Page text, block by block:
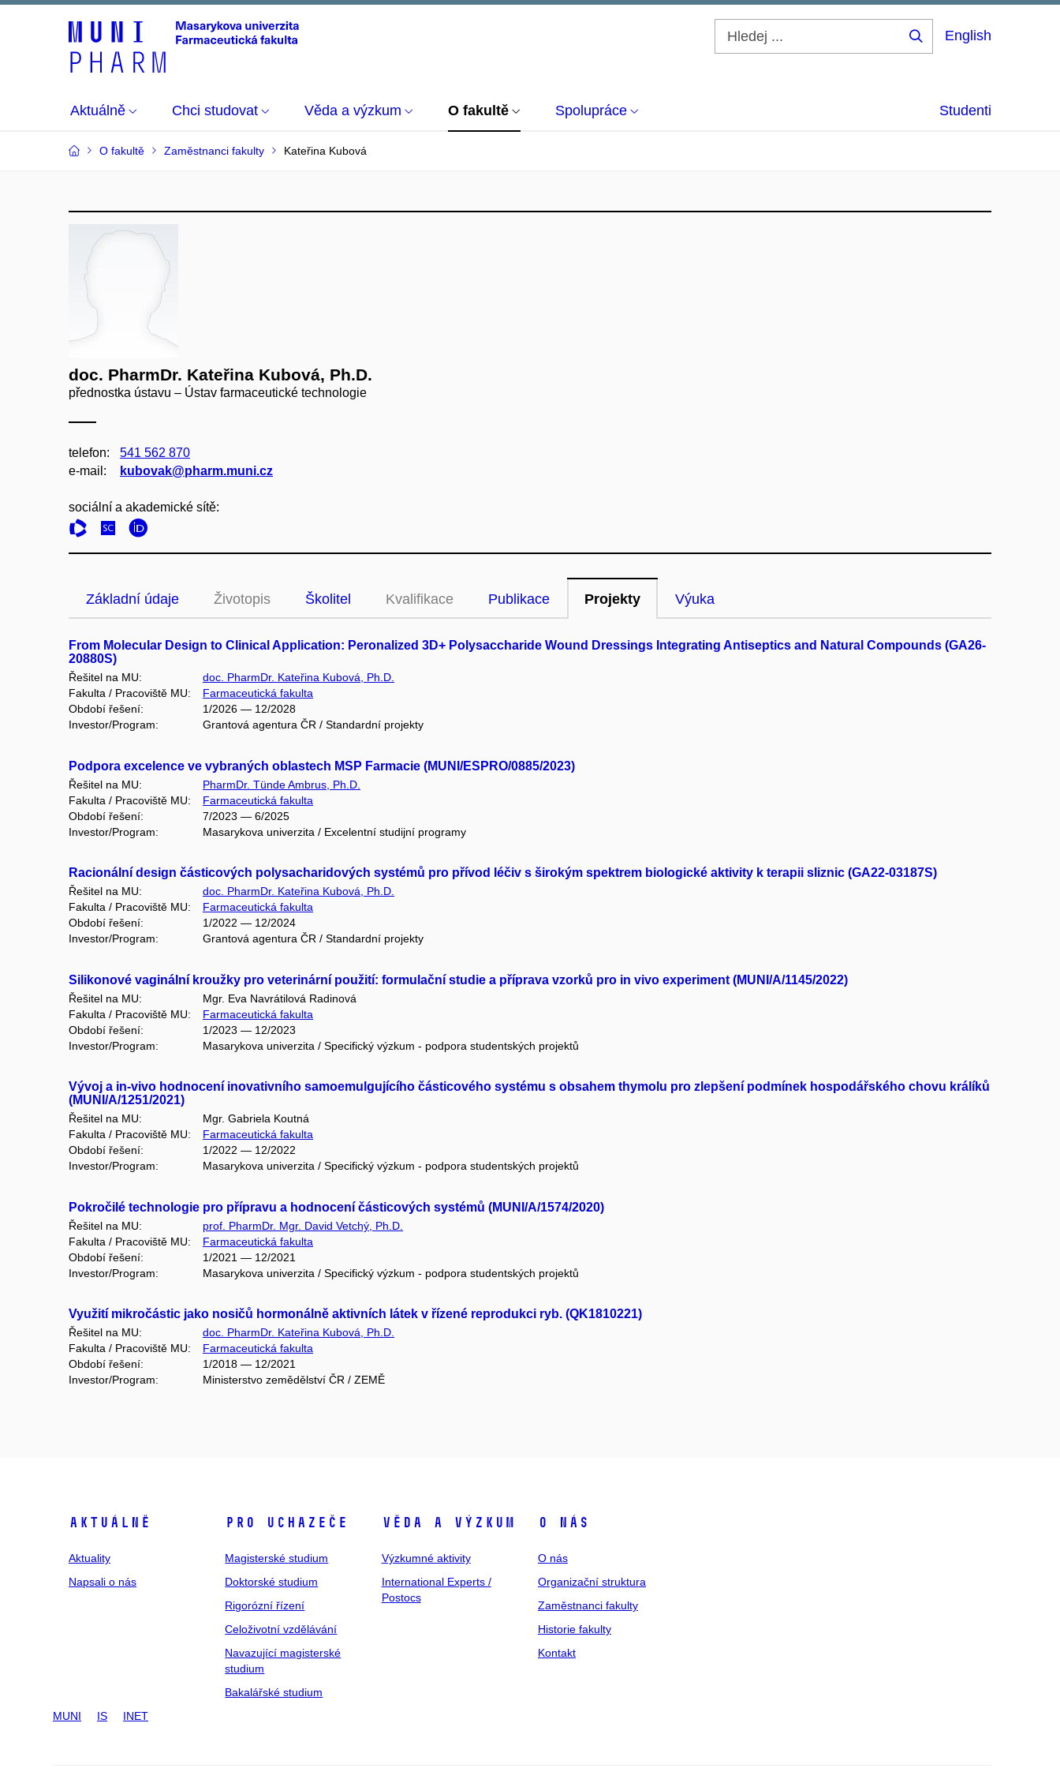
English
Aktuálně Chci studovat Věda a výzkum O fakultě Spolupráce Studenti
O fakultě Zaměstnanci fakulty Kateřina Kubová
doc. PharmDr. Kateřina Kubová, Ph.D.
přednostka ústavu – Ústav farmaceutické technologie
telefon:
541 562 870
e‑mail:
kubovak@pharm.muni.cz
sociální a akademické sítě:
Základní údaje Životopis Školitel Kvalifikace Publikace Projekty Výuka
From Molecular Design to Clinical Application: Peronalized 3D+ Polysaccharide Wound Dressings Integrating Antiseptics and Natural Compounds (GA26-
20880S)
Řešitel na MU:
doc. PharmDr. Kateřina Kubová, Ph.D.
Fakulta / Pracoviště MU:
Farmaceutická fakulta
Období řešení:
1/2026 — 12/2028
Investor/Program:
Grantová agentura ČR / Standardní projekty
Podpora excelence ve vybraných oblastech MSP Farmacie (MUNI/ESPRO/0885/2023)
Řešitel na MU:
PharmDr. Tünde Ambrus, Ph.D.
Fakulta / Pracoviště MU:
Farmaceutická fakulta
Období řešení:
7/2023 — 6/2025
Investor/Program:
Masarykova univerzita / Excelentní studijní programy
Racionální design částicových polysacharidových systémů pro přívod léčiv s širokým spektrem biologické aktivity k terapii sliznic (GA22-03187S)
Řešitel na MU:
doc. PharmDr. Kateřina Kubová, Ph.D.
Fakulta / Pracoviště MU:
Farmaceutická fakulta
Období řešení:
1/2022 — 12/2024
Investor/Program:
Grantová agentura ČR / Standardní projekty
Silikonové vaginální kroužky pro veterinární použití: formulační studie a příprava vzorků pro in vivo experiment (MUNI/A/1145/2022)
Řešitel na MU:
Mgr. Eva Navrátilová Radinová
Fakulta / Pracoviště MU:
Farmaceutická fakulta
Období řešení:
1/2023 — 12/2023
Investor/Program:
Masarykova univerzita / Specifický výzkum - podpora studentských projektů
Vývoj a in-vivo hodnocení inovativního samoemulgujícího částicového systému s obsahem thymolu pro zlepšení podmínek hospodářského chovu králíků
(MUNI/A/1251/2021)
Řešitel na MU:
Mgr. Gabriela Koutná
Fakulta / Pracoviště MU:
Farmaceutická fakulta
Období řešení:
1/2022 — 12/2022
Investor/Program:
Masarykova univerzita / Specifický výzkum - podpora studentských projektů
Pokročilé technologie pro přípravu a hodnocení částicových systémů (MUNI/A/1574/2020)
Řešitel na MU:
prof. PharmDr. Mgr. David Vetchý, Ph.D.
Fakulta / Pracoviště MU:
Farmaceutická fakulta
Období řešení:
1/2021 — 12/2021
Investor/Program:
Masarykova univerzita / Specifický výzkum - podpora studentských projektů
Využití mikročástic jako nosičů hormonálně aktivních látek v řízené reprodukci ryb. (QK1810221)
Řešitel na MU:
doc. PharmDr. Kateřina Kubová, Ph.D.
Fakulta / Pracoviště MU:
Farmaceutická fakulta
Období řešení:
1/2018 — 12/2021
Investor/Program:
Ministerstvo zemědělství ČR / ZEMĚ
Aktuálně
Aktuality
Napsali o nás
Pro uchazeče
Magisterské studium
Doktorské studium
Rigorózní řízení
Celoživotní vzdělávání
Navazující magisterské
studium
Bakalářské studium
Věda a výzkum
Výzkumné aktivity
International Experts /
Postocs
O nás
O nás
Organizační struktura
Zaměstnanci fakulty
Historie fakulty
Kontakt
MUNI IS INET